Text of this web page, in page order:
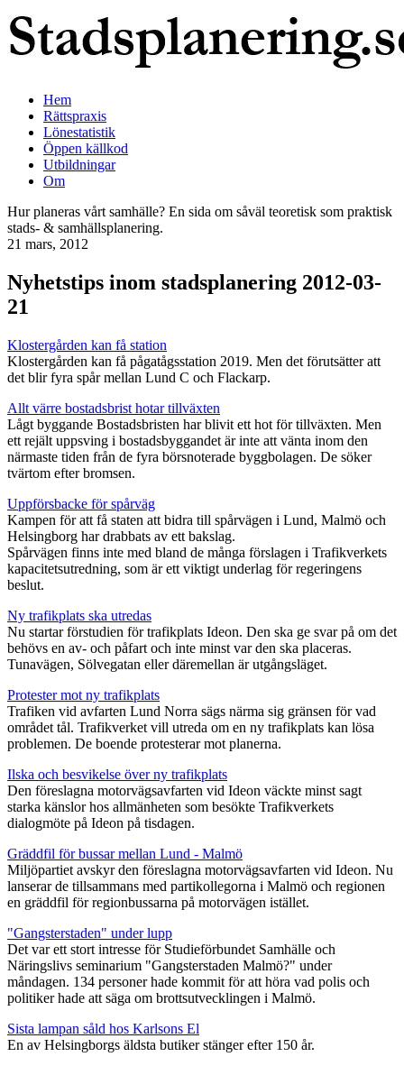
Hem
Rättspraxis
Lönestatistik
Öppen källkod
Utbildningar
Om
Hur planeras vårt samhälle? En sida om såväl teoretisk som praktisk
stads- & samhällsplanering.
21 mars, 2012
Nyhetstips inom stadsplanering 2012-03-
21
Klostergården kan få station
Klostergården kan få pågatågsstation 2019. Men det förutsätter att
det blir fyra spår mellan Lund C och Flackarp.
Allt värre bostadsbrist hotar tillväxten
Lågt byggande Bostadsbristen har blivit ett hot för tillväxten. Men
ett rejält uppsving i bostadsbyggandet är inte att vänta inom den
närmaste tiden från de fyra börsnoterade byggbolagen. De söker
tvärtom efter bromsen.
Uppförsbacke för spårväg
Kampen för att få staten att bidra till spårvägen i Lund, Malmö och
Helsingborg har drabbats av ett bakslag.
Spårvägen finns inte med bland de många förslagen i Trafikverkets
kapacitetsutredning, som är ett viktigt underlag för regeringens
beslut.
Ny trafikplats ska utredas
Nu startar förstudien för trafikplats Ideon. Den ska ge svar på om det
behövs en av- och påfart och inte minst var den ska placeras.
Tunavägen, Sölvegatan eller däremellan är utgångsläget.
Protester mot ny trafikplats
Trafiken vid avfarten Lund Norra sägs närma sig gränsen för vad
området tål. Trafikverket vill utreda om en ny trafikplats kan lösa
problemen. De boende protesterar mot planerna.
Ilska och besvikelse över ny trafikplats
Den föreslagna motorvägsavfarten vid Ideon väckte minst sagt
starka känslor hos allmänheten som besökte Trafikverkets
dialogmöte på Ideon på tisdagen.
Gräddfil för bussar mellan Lund - Malmö
Miljöpartiet avskyr den föreslagna motorvägsavfarten vid Ideon. Nu
lanserar de tillsammans med partikollegorna i Malmö och regionen
en gräddfil för regionbussarna på motorvägen istället.
"Gangsterstaden" under lupp
Det var ett stort intresse för Studieförbundet Samhälle och
Näringslivs seminarium "Gangsterstaden Malmö?" under
måndagen. 134 personer hade kommit för att höra vad polis och
politiker hade att säga om brottsutvecklingen i Malmö.
Sista lampan såld hos Karlsons El
En av Helsingborgs äldsta butiker stänger efter 150 år.